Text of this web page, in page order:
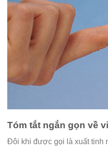
Tóm tắt ngắn gọn về
Đôi khi được gọi là xuất tinh